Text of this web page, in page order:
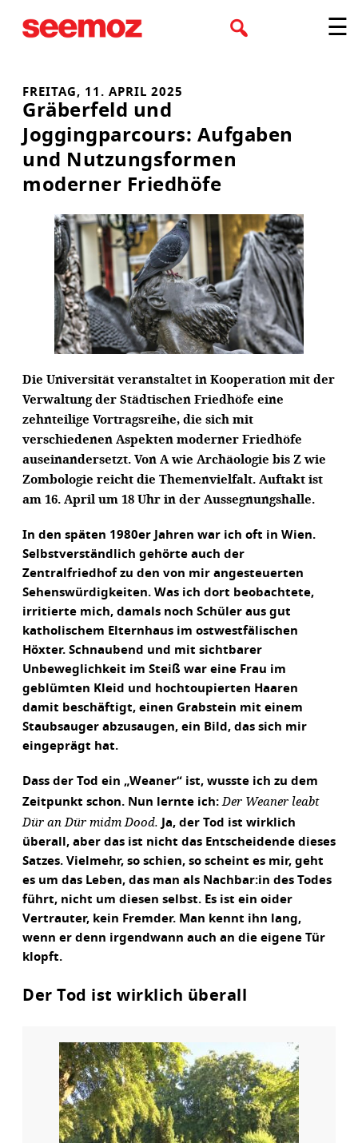
Inhalt
☰
FREITAG, 11. APRIL 2025
Gräberfeld und
Joggingparcours: Aufgaben
und Nutzungsformen
moderner Friedhöfe
Die Universität veranstaltet in Kooperation mit der
Verwaltung der Städtischen Friedhöfe eine
zehnteilige Vortragsreihe, die sich mit
verschiedenen Aspekten moderner Friedhöfe
auseinandersetzt. Von A wie Archäologie bis Z wie
Zombologie reicht die Themenvielfalt. Auftakt ist
am 16. April um 18 Uhr in der Aussegnungshalle.
In den späten 1980er Jahren war ich oft in Wien.
Selbstverständlich gehörte auch der
Zentralfriedhof zu den von mir angesteuerten
Sehenswürdigkeiten. Was ich dort beobachtete,
irritierte mich, damals noch Schüler aus gut
katholischem Elternhaus im ostwestfälischen
Höxter. Schnaubend und mit sichtbarer
Unbeweglichkeit im Steiß war eine Frau im
geblümten Kleid und hochtoupierten Haaren
damit beschäftigt, einen Grabstein mit einem
Staubsauger abzusaugen, ein Bild, das sich mir
eingeprägt hat.
Dass der Tod ein „Weaner“ ist, wusste ich zu dem
Zeitpunkt schon. Nun lernte ich:Der Weaner leabt
Dür an Dür midm Dood. Ja, der Tod ist wirklich
überall, aber das ist nicht das Entscheidende dieses
Satzes. Vielmehr, so schien, so scheint es mir, geht
es um das Leben, das man als Nachbar:in des Todes
führt, nicht um diesen selbst. Es ist ein oider
Vertrauter, kein Fremder. Man kennt ihn lang,
wenn er denn irgendwann auch an die eigene Tür
klopft.
Der Tod ist wirklich überall